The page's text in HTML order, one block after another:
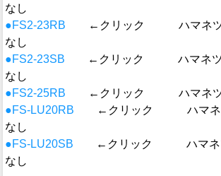
なし
●FS2-23RB
←クリック ハマネ
なし
●FS2-23SB
←クリック ハマネ
なし
●FS2-25RB
←クリック ハマネツ
●FS-LU20RB
←クリック ハマネ
なし
●FS-LU20SB
←クリック ハマネ
なし